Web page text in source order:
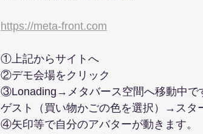
https://meta-front.com
①上記からサイトへ
②デモ会場をクリック
③Lonading→メタバース空間へ移動中
ゲスト（買い物かごの色を選択）→スタ
④矢印等で自分のアバターが動きます。